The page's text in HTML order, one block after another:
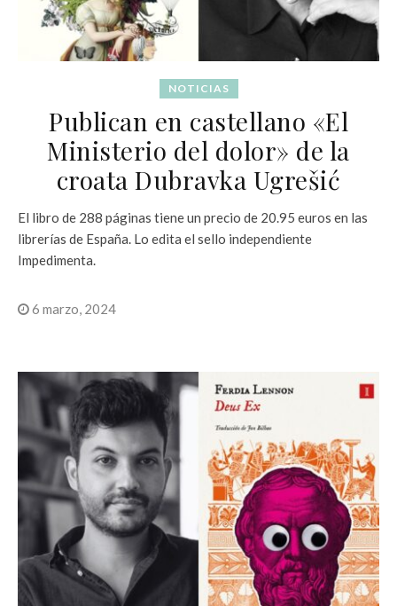
NOTICIAS
Publican en castellano «El
Ministerio del dolor» de la
croata Dubravka Ugrešić
El libro de 288 páginas tiene un precio de 20.95 euros en las
librerías de España. Lo edita el sello independiente
Impedimenta.
6 marzo, 2024